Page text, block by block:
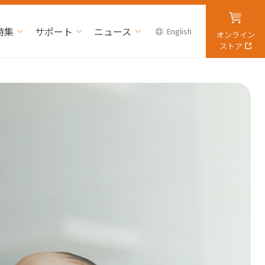
集 サポート ニュース English
オンライン
ストア